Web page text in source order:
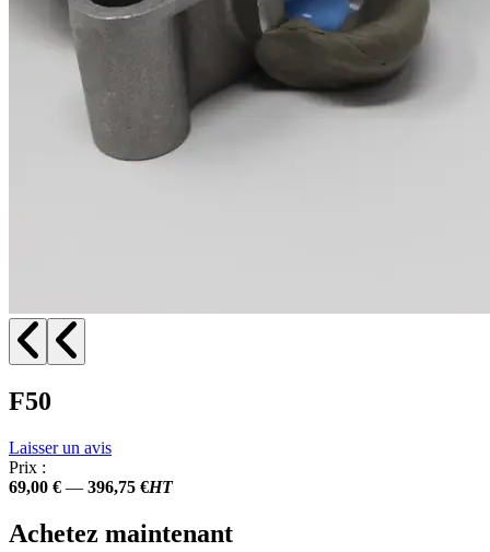
F50
Laisser un avis
Prix :
69,00 € — 396,75 €HT
Achetez maintenant